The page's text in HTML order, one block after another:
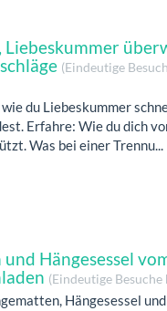
Liebeskummer
(Eindeutige
du Liebeskummer
Erfahre: Wie du dich
Was bei einer Trennu...
Hängesessel
(Eindeutige
Hängesessel und